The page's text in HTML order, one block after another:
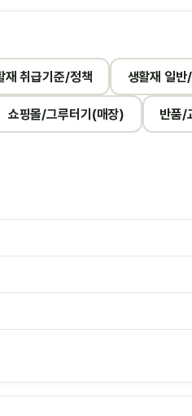
재 취급기준/정책 생활재 일반
쇼핑몰/그루터기(매장) 반품/